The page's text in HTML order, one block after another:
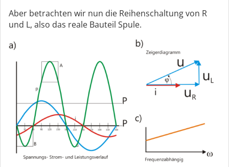
Aber betrachten wir nun die Reihenschaltung von R
und L, also das reale Bauteil Spule.